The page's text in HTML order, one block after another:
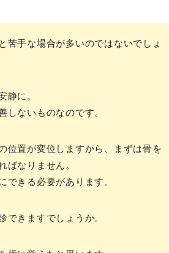
苦手な場合が多いのではないでしょ
静に。
しないものなのです。
位置が変位しますから、まずは骨を
ばなりません。
できる必要があります。
できますでしょうか。